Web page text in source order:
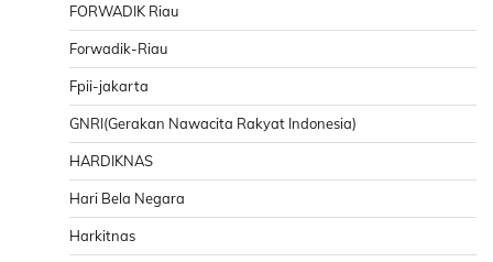
FORWADIK Riau
Forwadik-Riau
Fpii-jakarta
GNRI(Gerakan Nawacita Rakyat Indonesia)
HARDIKNAS
Hari Bela Negara
Harkitnas